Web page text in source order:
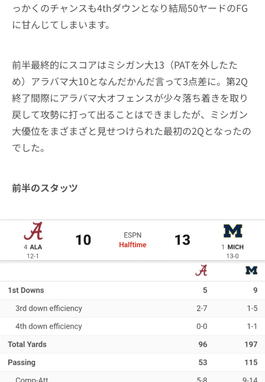
っかくのチャンスも4thダウンとなり結局50ヤードのFG
に甘んじてしまいます。
前半最終的にスコアはミシガン大13（PATを外したた
め）アラバマ大10となんだかんだ言って3点差に。第2Q
終了間際にアラバマ大オフェンスが少々落ち着きを取り
戻して攻勢に打って出ることはできましたが、ミシガン
大優位をまざまざと見せつけられた最初の2Qとなったの
でした。
前半のスタッツ